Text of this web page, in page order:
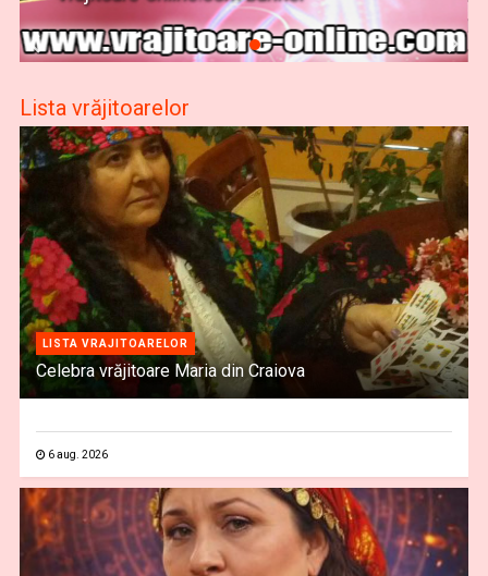
Lista vrăjitoarelor
LISTA VRAJITOARELOR
Celebra vrăjitoare Maria din Craiova
6 aug. 2026